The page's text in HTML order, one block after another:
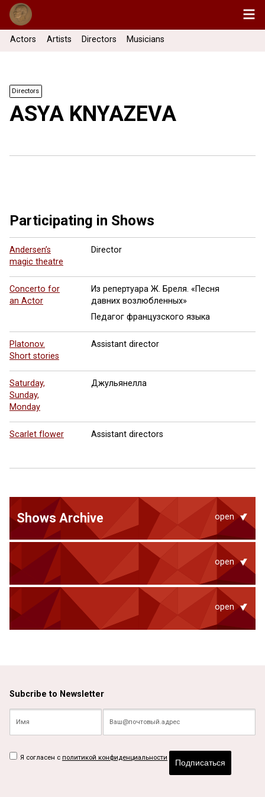
Actors Artists Directors Musicians
Directors
ASYA KNYAZEVA
Participating in Shows
Andersen’s
magic theatre
Director
Concerto for
an Actor
Из репертуара Ж. Бреля. «Песня
давних возлюбленных»
Педагог французского языка
Platonov.
Short stories
Assistant director
Saturday,
Sunday,
Monday
Джульянелла
Scarlet flower Assistant directors
Shows Archive open
open
open
Subcribe to Newsletter
Я согласен с политикой конфиденциальности
Подписаться